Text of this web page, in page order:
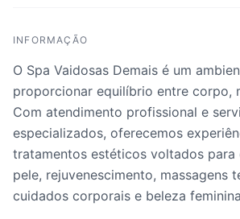
INFORMAÇÃO
O Spa Vaidosas Demais é um
proporcionar equilíbrio entre corpo,
Com atendimento profissional e
especializados, oferecemos
tratamentos estéticos voltados para
pele, rejuvenescimento, massagens
cuidados corporais e beleza